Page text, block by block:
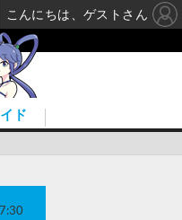
ド
こんにちは、ゲストさん